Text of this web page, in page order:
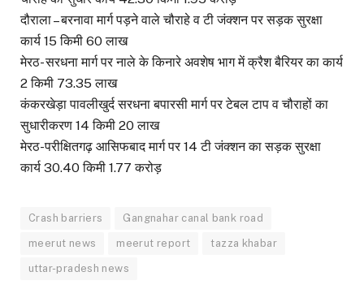
दौराला – बरनावा मार्ग पड़ने वाले चौराहे व टी जंक्शन पर सड़क सुरक्षा
कार्य 15 किमी 60 लाख
मेरठ- सरधना मार्ग पर नाले के किनारे अवशेष भाग में क्रैश बैरियर का कार्य
2 किमी 73.35 लाख
कंकरखेड़ा पावलीखुर्द सरधना बपारसी मार्ग पर टेबल टाप व चौराहों का
सुधारीकरण 14 किमी 20 लाख
मेरठ-परीक्षितगढ़ आसिफबाद मार्ग पर 14 टी जंक्शन का सड़क सुरक्षा
कार्य 30.40 किमी 1.77 करोड़
Crash barriers Gangnahar canal bank road
meerut news meerut report tazza khabar
uttar-pradesh news